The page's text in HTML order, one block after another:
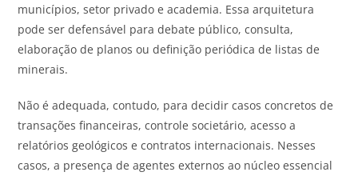
municípios, setor privado e academia. Essa arquitetura
pode ser defensável para debate público, consulta,
elaboração de planos ou definição periódica de listas de
minerais.
Não é adequada, contudo, para decidir casos concretos de
transações financeiras, controle societário, acesso a
relatórios geológicos e contratos internacionais. Nesses
casos, a presença de agentes externos ao núcleo essencial